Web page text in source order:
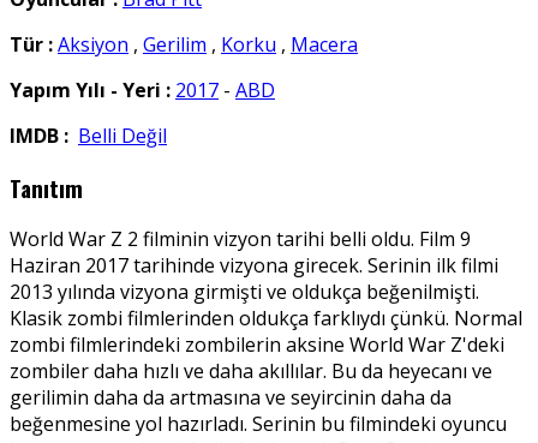
Tür :Aksiyon , Gerilim , Korku , Macera
Yapım Yılı - Yeri : 2017 - ABD
IMDB : Belli Değil
Tanıtım
World War Z 2 filminin vizyon tarihi belli oldu. Film 9
Haziran 2017 tarihinde vizyona girecek. Serinin ilk filmi
2013 yılında vizyona girmişti ve oldukça beğenilmişti.
Klasik zombi filmlerinden oldukça farklıydı çünkü. Normal
zombi filmlerindeki zombilerin aksine World War Z'deki
zombiler daha hızlı ve daha akıllılar. Bu da heyecanı ve
gerilimin daha da artmasına ve seyircinin daha da
beğenmesine yol hazırladı. Serinin bu filmindeki oyuncu